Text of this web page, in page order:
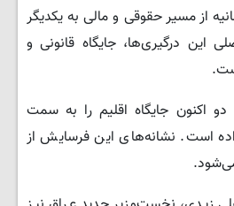
از مسیر حقوقی و مالی به یکدیگر
این درگیری‌ها، جایگاه قانونی و
اکنون جایگاه اقلیم را به سمت
است. نشانه‌های این فرسایش از